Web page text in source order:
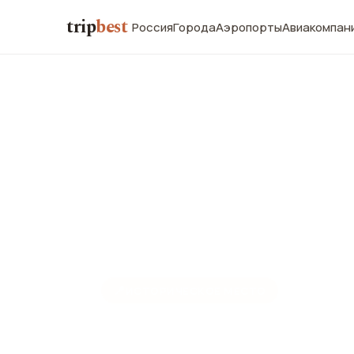
tripbest РоссияГородаАэропорты